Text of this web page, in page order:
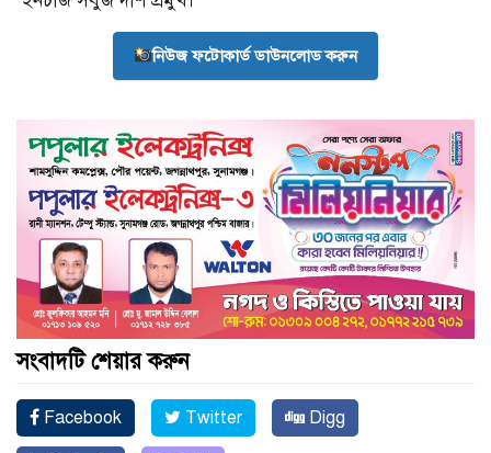
নিউজ ফটোকার্ড ডাউনলোড করুন
সংবাদটি শেয়ার করুন
Facebook Twitter Digg